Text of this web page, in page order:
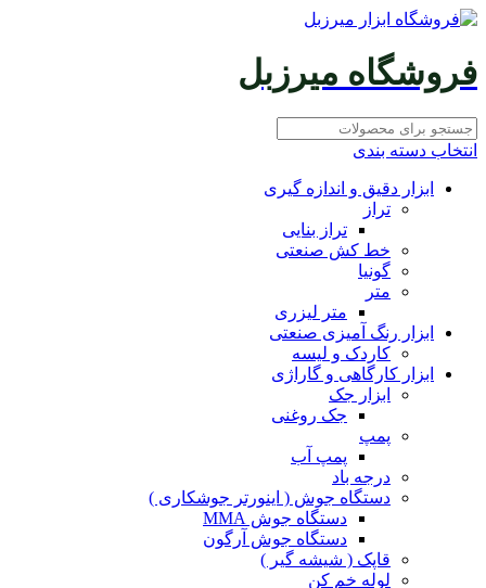
فروشگاه میرزبل
انتخاب دسته بندی
ابزار دقیق و اندازه گیری
تراز
تراز بنایی
خط کش صنعتی
گونیا
متر
متر لیزری
ابزار رنگ آمیزی صنعتی
کاردک و لیسه
ابزار کارگاهی و گاراژی
ابزار جک
جک روغنی
پمپ
پمپ آب
درجه باد
دستگاه جوش ( اینورتر جوشکاری )
دستگاه جوش MMA
دستگاه جوش آرگون
قاپک ( شیشه گیر )
لوله خم کن